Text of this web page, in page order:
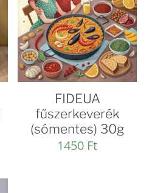
FIDEUA
fűszerkeverék
(sómentes) 30g
1450 Ft